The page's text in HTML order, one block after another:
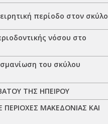
περίοδο στον σκύλο
νόσου στο
του σκύλου
ΤΗΣ ΗΠΕΙΡΟΥ
ΜΑΚΕΔΟΝΙΑΣ ΚΑΙ